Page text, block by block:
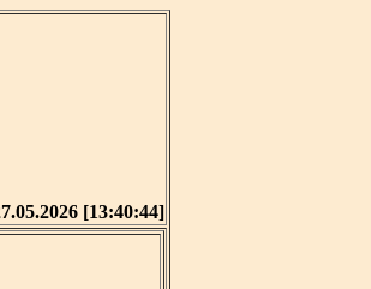
[13:40:44]